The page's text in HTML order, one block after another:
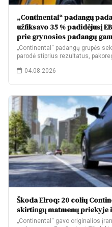
„Continental“ padangų
užfiksavo 35 % padidėjusį
prie grynosios padangų
„Continental“ padangų grupės
parodė stiprius rezultatus,
04.08.2026
Škoda Elroq: 20 colių
skirtingų matmenų priekyje
„Continental“ gavo originalios